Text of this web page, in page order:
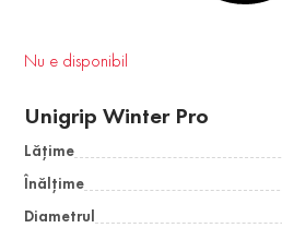
Nu e disponibil
Unigrip Winter Pro
Lăţime
Înălţime
Diametrul